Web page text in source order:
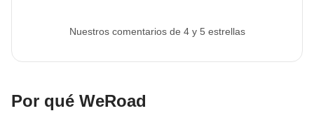
siempre coincida con la celebración de Nochevieja
Ver todos los detalles
Nuestros comentarios de 4 y 5 estrellas
Por qué WeRoad